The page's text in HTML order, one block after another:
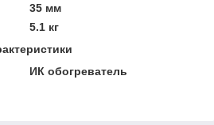
35 мм
5.1 кг
ИК обогреватель